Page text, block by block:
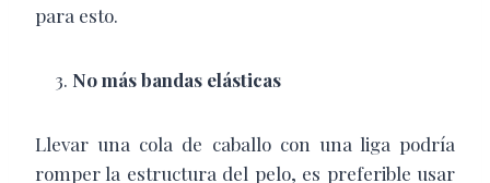
para esto.
No más bandas elásticas
Llevar una cola de caballo con una liga podría
romper la estructura del pelo, es preferible usar